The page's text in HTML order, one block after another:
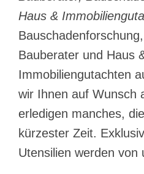
Haus &
Bauberater und Haus
Immobiliengutachten
wir Ihnen auf Wunsch
erledigen manches,
kürzester Zeit.
Utensilien werden von